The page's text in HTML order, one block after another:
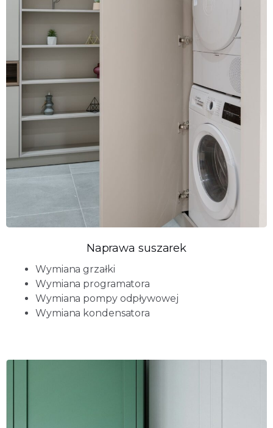
Naprawa suszarek
Wymiana grzałki
Wymiana programatora
Wymiana pompy odpływowej
Wymiana kondensatora